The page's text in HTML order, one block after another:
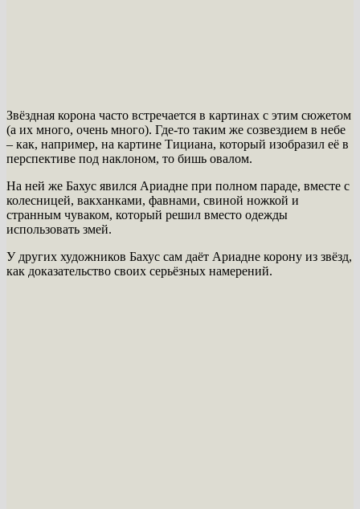
Звёздная корона часто встречается в картинах с этим сюжетом
(а их много, очень много). Где-то таким же созвездием в небе
– как, например, на картине Тициана, который изобразил её в
перспективе под наклоном, то бишь овалом.
На ней же Бахус явился Ариадне при полном параде, вместе с
колесницей, вакханками, фавнами, свиной ножкой и
странным чуваком, который решил вместо одежды
использовать змей.
У других художников Бахус сам даёт Ариадне корону из звёзд,
как доказательство своих серьёзных намерений.